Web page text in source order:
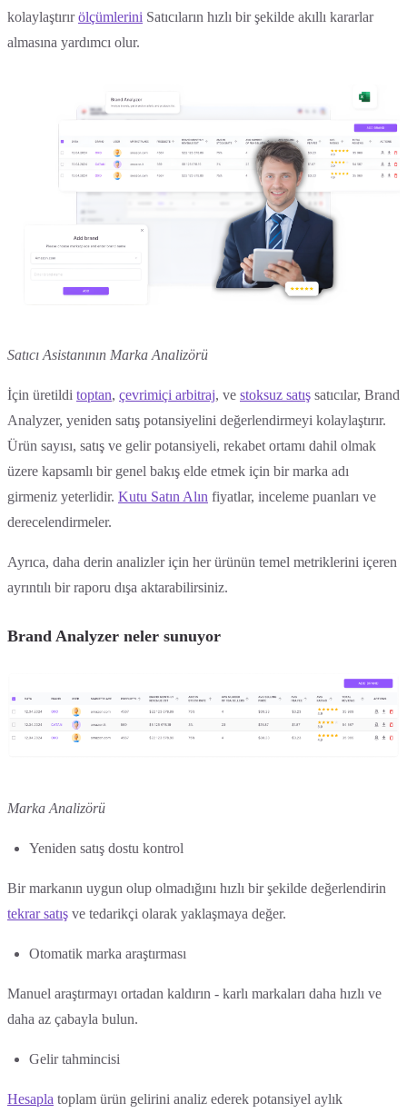
kolaylaştırırölçümlerini Satıcıların hızlı bir şekilde akıllı kararlar
almasına yardımcı olur.
Satıcı Asistanının Marka Analizörü
İçin üretildi toptan, çevrimiçi arbitraj, ve stoksuz satış satıcılar, Brand
Analyzer, yeniden satış potansiyelini değerlendirmeyi kolaylaştırır.
Ürün sayısı, satış ve gelir potansiyeli, rekabet ortamı dahil olmak
üzere kapsamlı bir genel bakış elde etmek için bir marka adı
girmeniz yeterlidir. Kutu Satın Alın fiyatlar, inceleme puanları ve
derecelendirmeler.
Ayrıca, daha derin analizler için her ürünün temel metriklerini içeren
ayrıntılı bir raporu dışa aktarabilirsiniz.
Brand Analyzer neler sunuyor
Marka Analizörü
Yeniden satış dostu kontrol
Bir markanın uygun olup olmadığını hızlı bir şekilde değerlendirin
tekrar satış ve tedarikçi olarak yaklaşmaya değer.
Otomatik marka araştırması
Manuel araştırmayı ortadan kaldırın - karlı markaları daha hızlı ve
daha az çabayla bulun.
Gelir tahmincisi
Hesapla toplam ürün gelirini analiz ederek potansiyel aylık